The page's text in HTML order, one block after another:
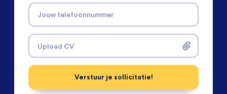
Jouw telefoonnummer
Upload CV
Verstuur je sollicitatie!